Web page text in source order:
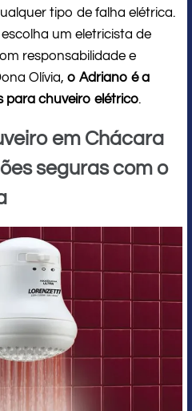
tipo de falha elétrica.
um eletricista de
responsabilidade e
Olívia, o Adriano é a
para chuveiro elétrico.
em Chácara
seguras com o